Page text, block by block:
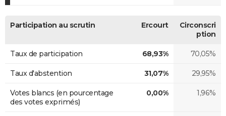
Participation au scrutin Ercourt
Circonscri
ption
Taux de participation 68,93% 70,05%
Taux d'abstention 31,07% 29,95%
Votes blancs (en pourcentage
des votes exprimés)
0,00% 1,96%